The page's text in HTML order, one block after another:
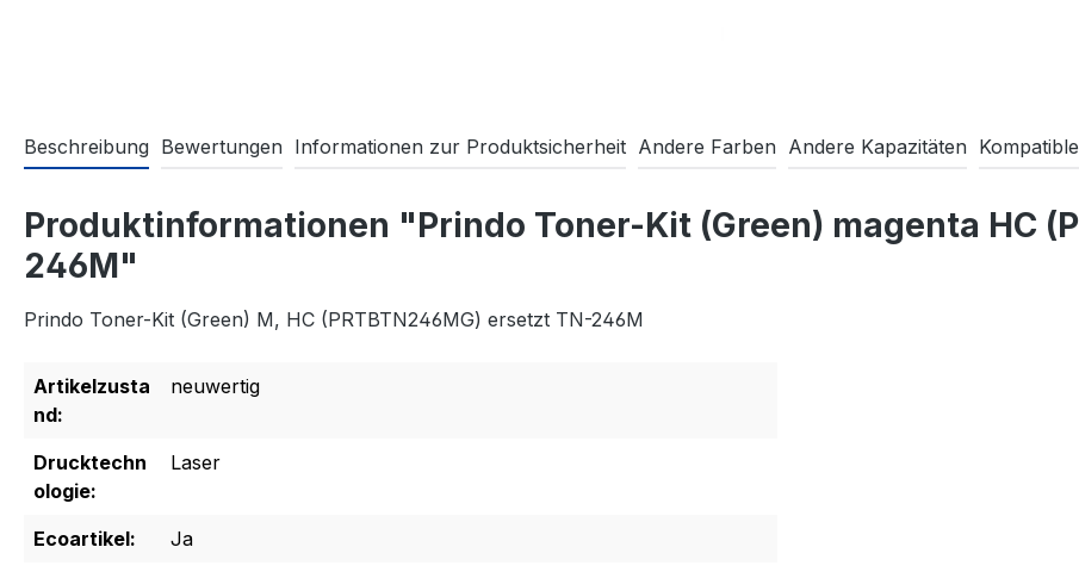
Beschreibung Bewertungen Informationen zur Produktsicherheit Andere Farben Andere Kapazitäten
Produktinformationen "Prindo Toner-Kit (Green) magenta HC
246M"
Prindo Toner-Kit (Green) M, HC (PRTBTN246MG) ersetzt TN-246M
Artikelzusta
nd:
neuwertig
Drucktechn
ologie:
Laser
Ecoartikel: Ja